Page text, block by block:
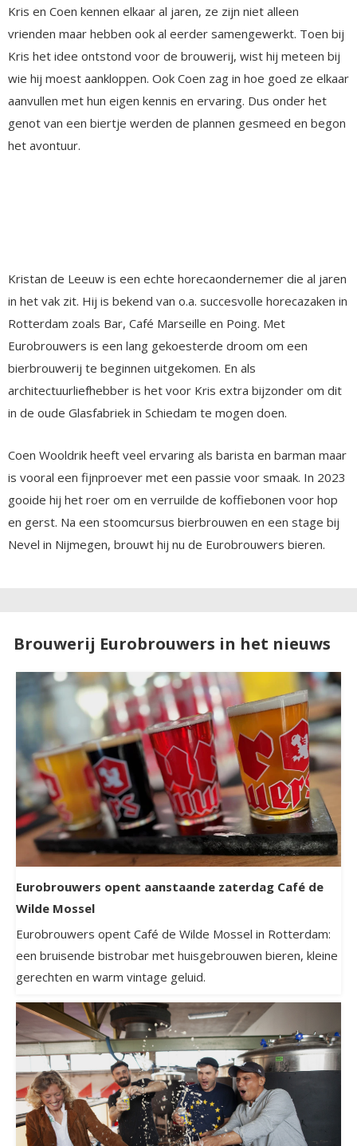
Kris en Coen kennen elkaar al jaren, ze zijn niet alleen
vrienden maar hebben ook al eerder samengewerkt. Toen bij
Kris het idee ontstond voor de brouwerij, wist hij meteen bij
wie hij moest aankloppen. Ook Coen zag in hoe goed ze elkaar
aanvullen met hun eigen kennis en ervaring. Dus onder het
genot van een biertje werden de plannen gesmeed en begon
het avontuur.
Kristan de Leeuw is een echte horecaondernemer die al jaren
in het vak zit. Hij is bekend van o.a. succesvolle horecazaken in
Rotterdam zoals Bar, Café Marseille en Poing. Met
Eurobrouwers is een lang gekoesterde droom om een
bierbrouwerij te beginnen uitgekomen. En als
architectuurliefhebber is het voor Kris extra bijzonder om dit
in de oude Glasfabriek in Schiedam te mogen doen.
Coen Wooldrik heeft veel ervaring als barista en barman maar
is vooral een fijnproever met een passie voor smaak. In 2023
gooide hij het roer om en verruilde de koffiebonen voor hop
en gerst. Na een stoomcursus bierbrouwen en een stage bij
Nevel in Nijmegen, brouwt hij nu de Eurobrouwers bieren.
Brouwerij Eurobrouwers in het nieuws
Eurobrouwers opent aanstaande zaterdag Café de
Wilde Mossel
Eurobrouwers opent Café de Wilde Mossel in Rotterdam:
een bruisende bistrobar met huisgebrouwen bieren, kleine
gerechten en warm vintage geluid.